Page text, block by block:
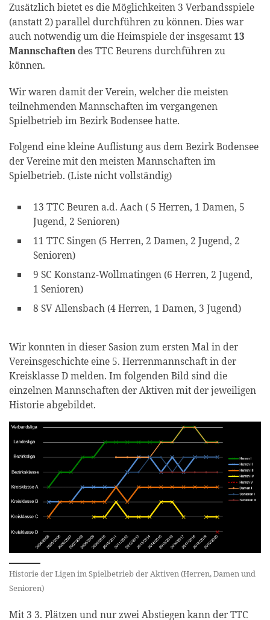
Zusätzlich bietet es die Möglichkeiten 3 Verbandsspiele
(anstatt 2) parallel durchführen zu können. Dies war
auch notwendig um die Heimspiele der insgesamt13
Mannschaftendes TTC Beurens durchführen zu
können.
Wir waren damit der Verein, welcher die meisten
teilnehmenden Mannschaften im vergangenen
Spielbetrieb im Bezirk Bodensee hatte.
Folgend eine kleine Auflistung aus dem Bezirk Bodensee
der Vereine mit den meisten Mannschaften im
Spielbetrieb. (Liste nicht vollständig)
13 TTC Beuren a.d. Aach ( 5 Herren, 1 Damen, 5
Jugend, 2 Senioren)
11 TTC Singen (5 Herren, 2 Damen, 2 Jugend, 2
Senioren)
9 SC Konstanz-Wollmatingen (6 Herren, 2 Jugend,
1 Senioren)
8 SV Allensbach (4 Herren, 1 Damen, 3 Jugend)
Wir konnten in dieser Sasion zum ersten Mal in der
Vereinsgeschichte eine 5. Herrenmannschaft in der
Kreisklasse D melden. Im folgenden Bild sind die
einzelnen Mannschaften der Aktiven mit der jeweiligen
Historie abgebildet.
Historie der Ligen im Spielbetrieb der Aktiven (Herren, Damen und
Senioren)
Mit 3 3. Plätzen und nur zwei Abstiegen kann der TTC